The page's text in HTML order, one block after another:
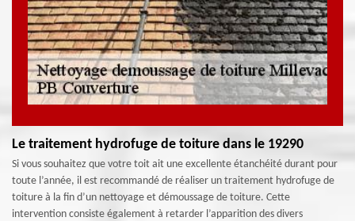
Le traitement hydrofuge de toiture dans le 19290
Si vous souhaitez que votre toit ait une excellente étanchéité durant pour
toute l’année, il est recommandé de réaliser un traitement hydrofuge de
toiture à la fin d’un nettoyage et démoussage de toiture. Cette
intervention consiste également à retarder l’apparition des divers